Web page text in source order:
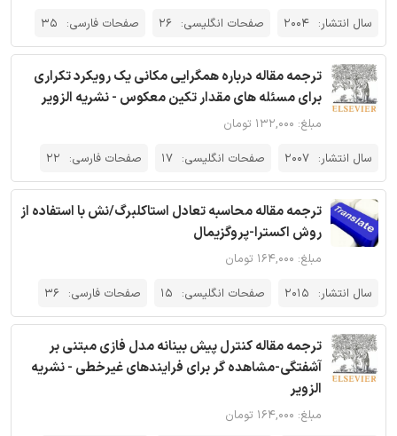
سال انتشار: 2004 صفحات انگلیسی: 26 صفحات فارسی: 35
ترجمه مقاله درباره همگرایی مکانی یک رویکرد تکراری
برای مسئله های مقدار تکین معکوس - نشریه الزویر
مبلغ: ۱۳۲,۰۰۰ تومان
سال انتشار: 2007 صفحات انگلیسی: 17 صفحات فارسی: 22
ترجمه مقاله محاسبه تعادل استاکلبرگ/نش با استفاده از
روش اکسترا-پروگزیمال
مبلغ: ۱۶۴,۰۰۰ تومان
سال انتشار: 2015 صفحات انگلیسی: 15 صفحات فارسی: 36
ترجمه مقاله کنترل پیش بینانه مدل فازی مبتنی بر
آشفتگی-مشاهده گر برای فرایندهای غیرخطی - نشریه
الزویر
مبلغ: ۱۶۴,۰۰۰ تومان